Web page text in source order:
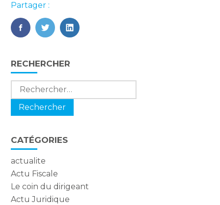
Partager :
FaceBook
TwitterLinkedIn
Blog
sidebar
RECHERCHER
Rechercher :
CATÉGORIES
actualite
Actu Fiscale
Le coin du dirigeant
Actu Juridique